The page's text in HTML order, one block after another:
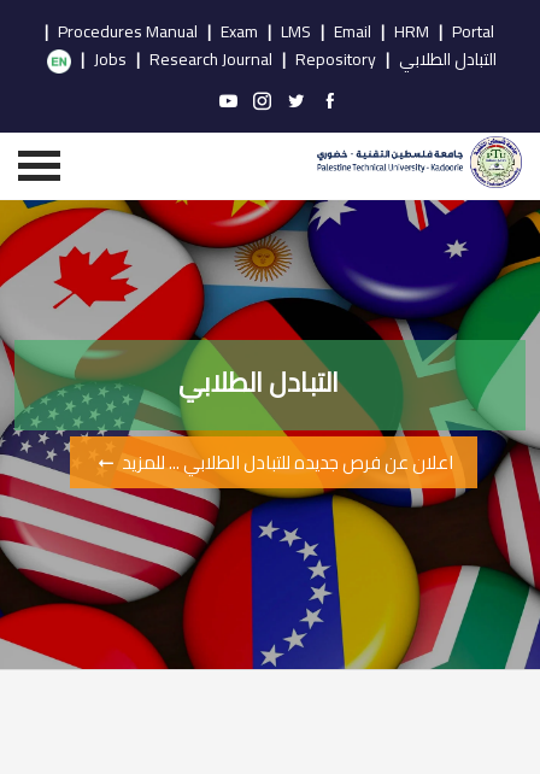
Portal
|
HRM
|
Email
|
LMS
|
Exam
|
Procedures Manual
|
التبادل الطلابي |
Repository
|
Research Journal
|
Jobs
|
التبادل الطلابي
اعلان عن فرص جديده للتبادل الطلابي ... للمزيد